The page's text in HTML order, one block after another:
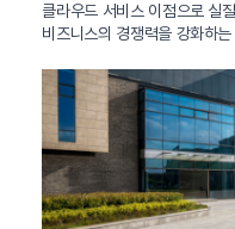
클라우드 서비스 이점으로 실
비즈니스의 경쟁력을 강화하